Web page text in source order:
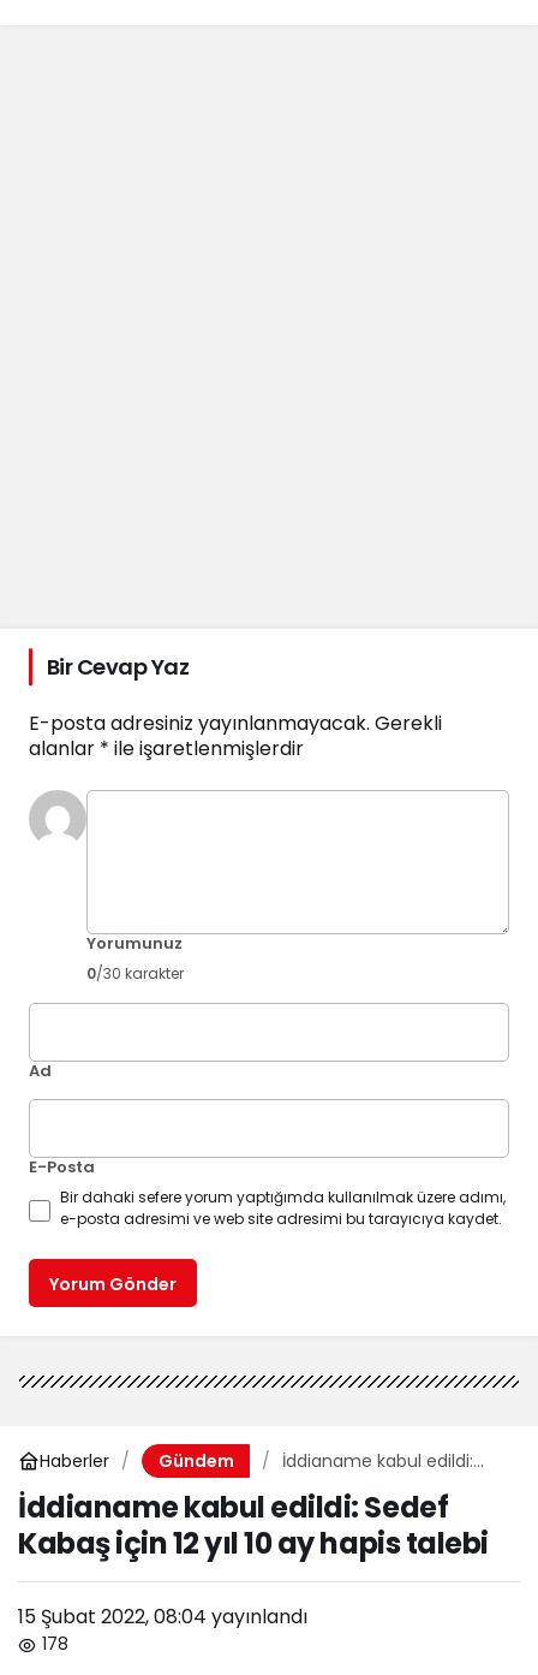
Bir Cevap Yaz
E-posta adresiniz yayınlanmayacak. Gerekli
alanlar * ile işaretlenmişlerdir
Yorumunuz
0/30 karakter
Ad
E-Posta
Bir dahaki sefere yorum yaptığımda kullanılmak üzere adımı,
e-posta adresimi ve web site adresimi bu tarayıcıya kaydet.
Yorum Gönder
Haberler Gündem
İddianame kabul edildi:
hapis talebi
İddianame kabul edildi: Sedef
Kabaş için 12 yıl 10 ay hapis talebi
15 Şubat 2022, 08:04 yayınlandı
178